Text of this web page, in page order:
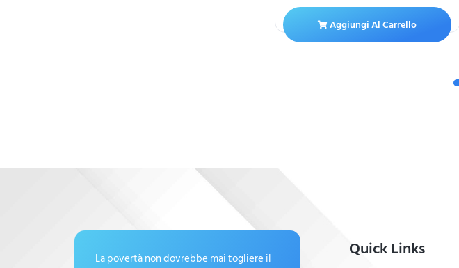
Aggiungi Al Carrello
La povertà non dovrebbe mai togliere il
Quick Links